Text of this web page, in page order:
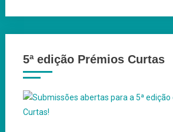
5ª edição Prémios Curtas